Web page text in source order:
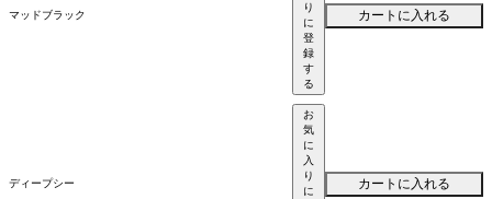
マッドブラック
り
に
登
録
す
る
カートに入れる
ディープシー
お
気
に
入
り
に
カートに入れる